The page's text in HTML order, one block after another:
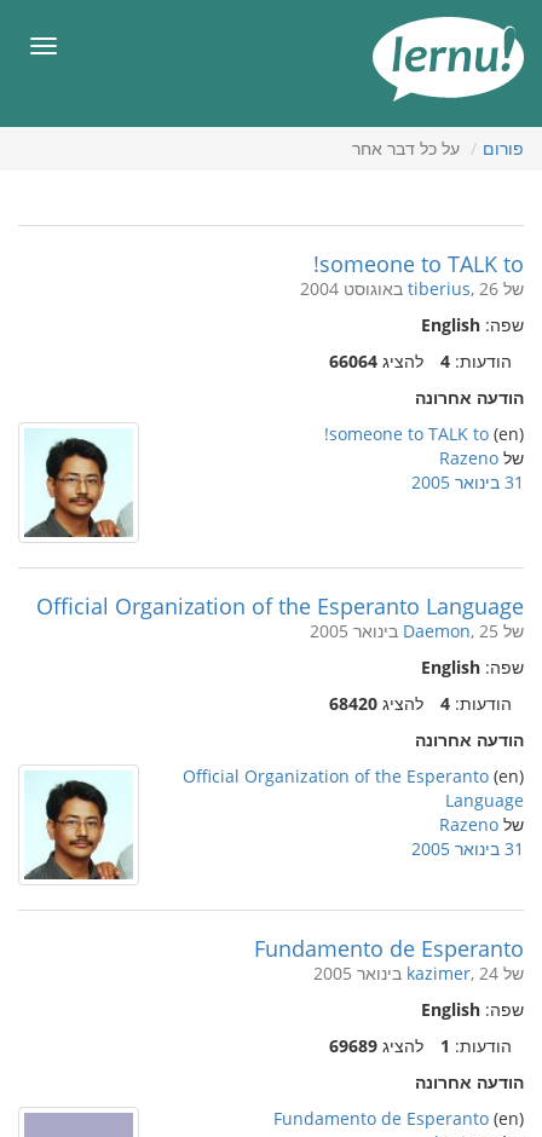
העניינים
פורום על כל דבר אחר
someone to TALK to!
של tiberius, 26 באוגוסט 2004
שפה: English
הודעות: 4 להציג 66064
הודעה אחרונה
(en)
someone to TALK to!
של Razeno
31 בינואר 2005
Official Organization of the Esperanto Language
של Daemon, 25 בינואר 2005
שפה: English
הודעות: 4 להציג 68420
הודעה אחרונה
(en)
Official Organization of the Esperanto
Language
של Razeno
31 בינואר 2005
Fundamento de Esperanto
של kazimer, 24 בינואר 2005
שפה: English
הודעות: 1 להציג 69689
הודעה אחרונה
(en)
Fundamento de Esperanto